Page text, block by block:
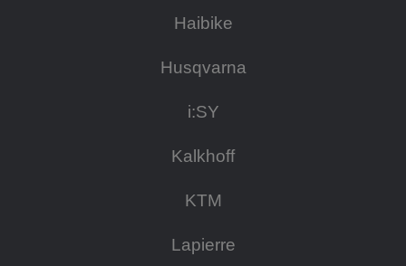
Haibike
Husqvarna
i:SY
Kalkhoff
KTM
Lapierre